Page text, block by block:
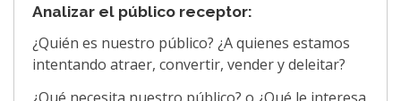
Analizar el público receptor:
¿Quién es nuestro público? ¿A quienes estamos
intentando atraer, convertir, vender y deleitar?